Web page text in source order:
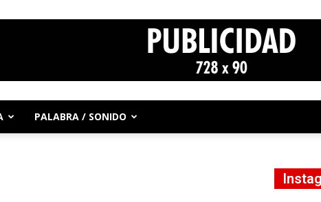
PALABRA / SONIDO